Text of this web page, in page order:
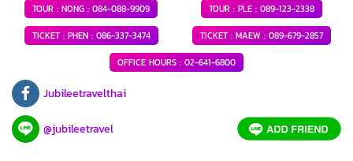
TOUR : NONG : 084-088-9909 TOUR : PLE : 089-123-2338
TICKET : PHEN :086-337-3474 TICKET : MAEW : 089-679-2857
OFFICE HOURS : 02-641-6800
Jubileetravelthai
@jubileetravel